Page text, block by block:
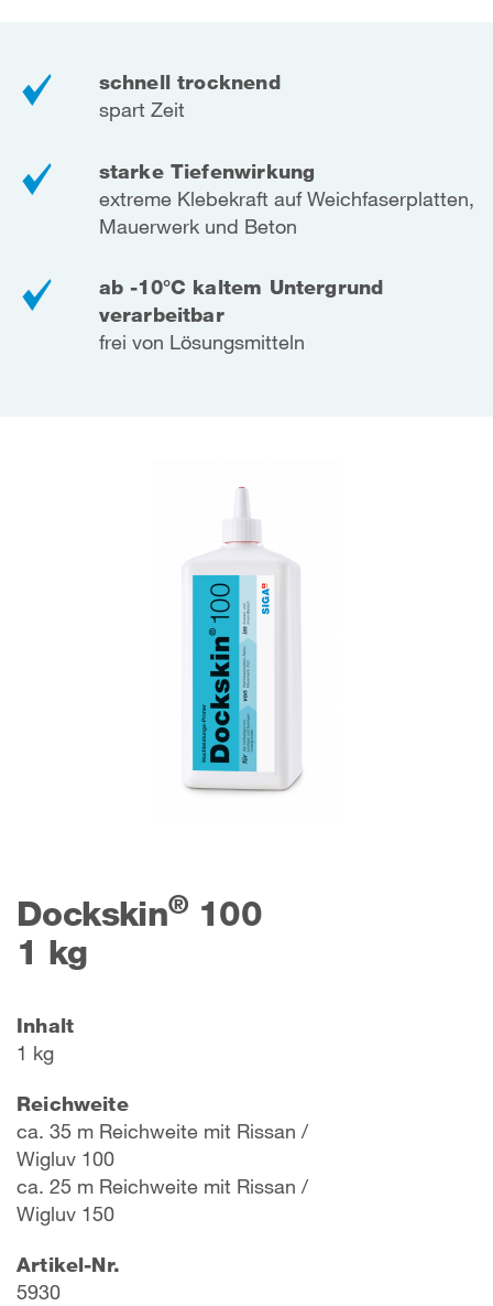
schnell trocknend
spart Zeit
starke Tiefenwirkung
extreme Klebekraft auf Weichfaserplatten,
Mauerwerk und Beton
ab -10°C kaltem Untergrund
verarbeitbar
frei von Lösungsmitteln
Dockskin®100
1 kg
Inhalt
1 kg
Reichweite
ca. 35 m Reichweite mit Rissan /
Wigluv 100
ca. 25 m Reichweite mit Rissan /
Wigluv 150
Artikel-Nr.
5930